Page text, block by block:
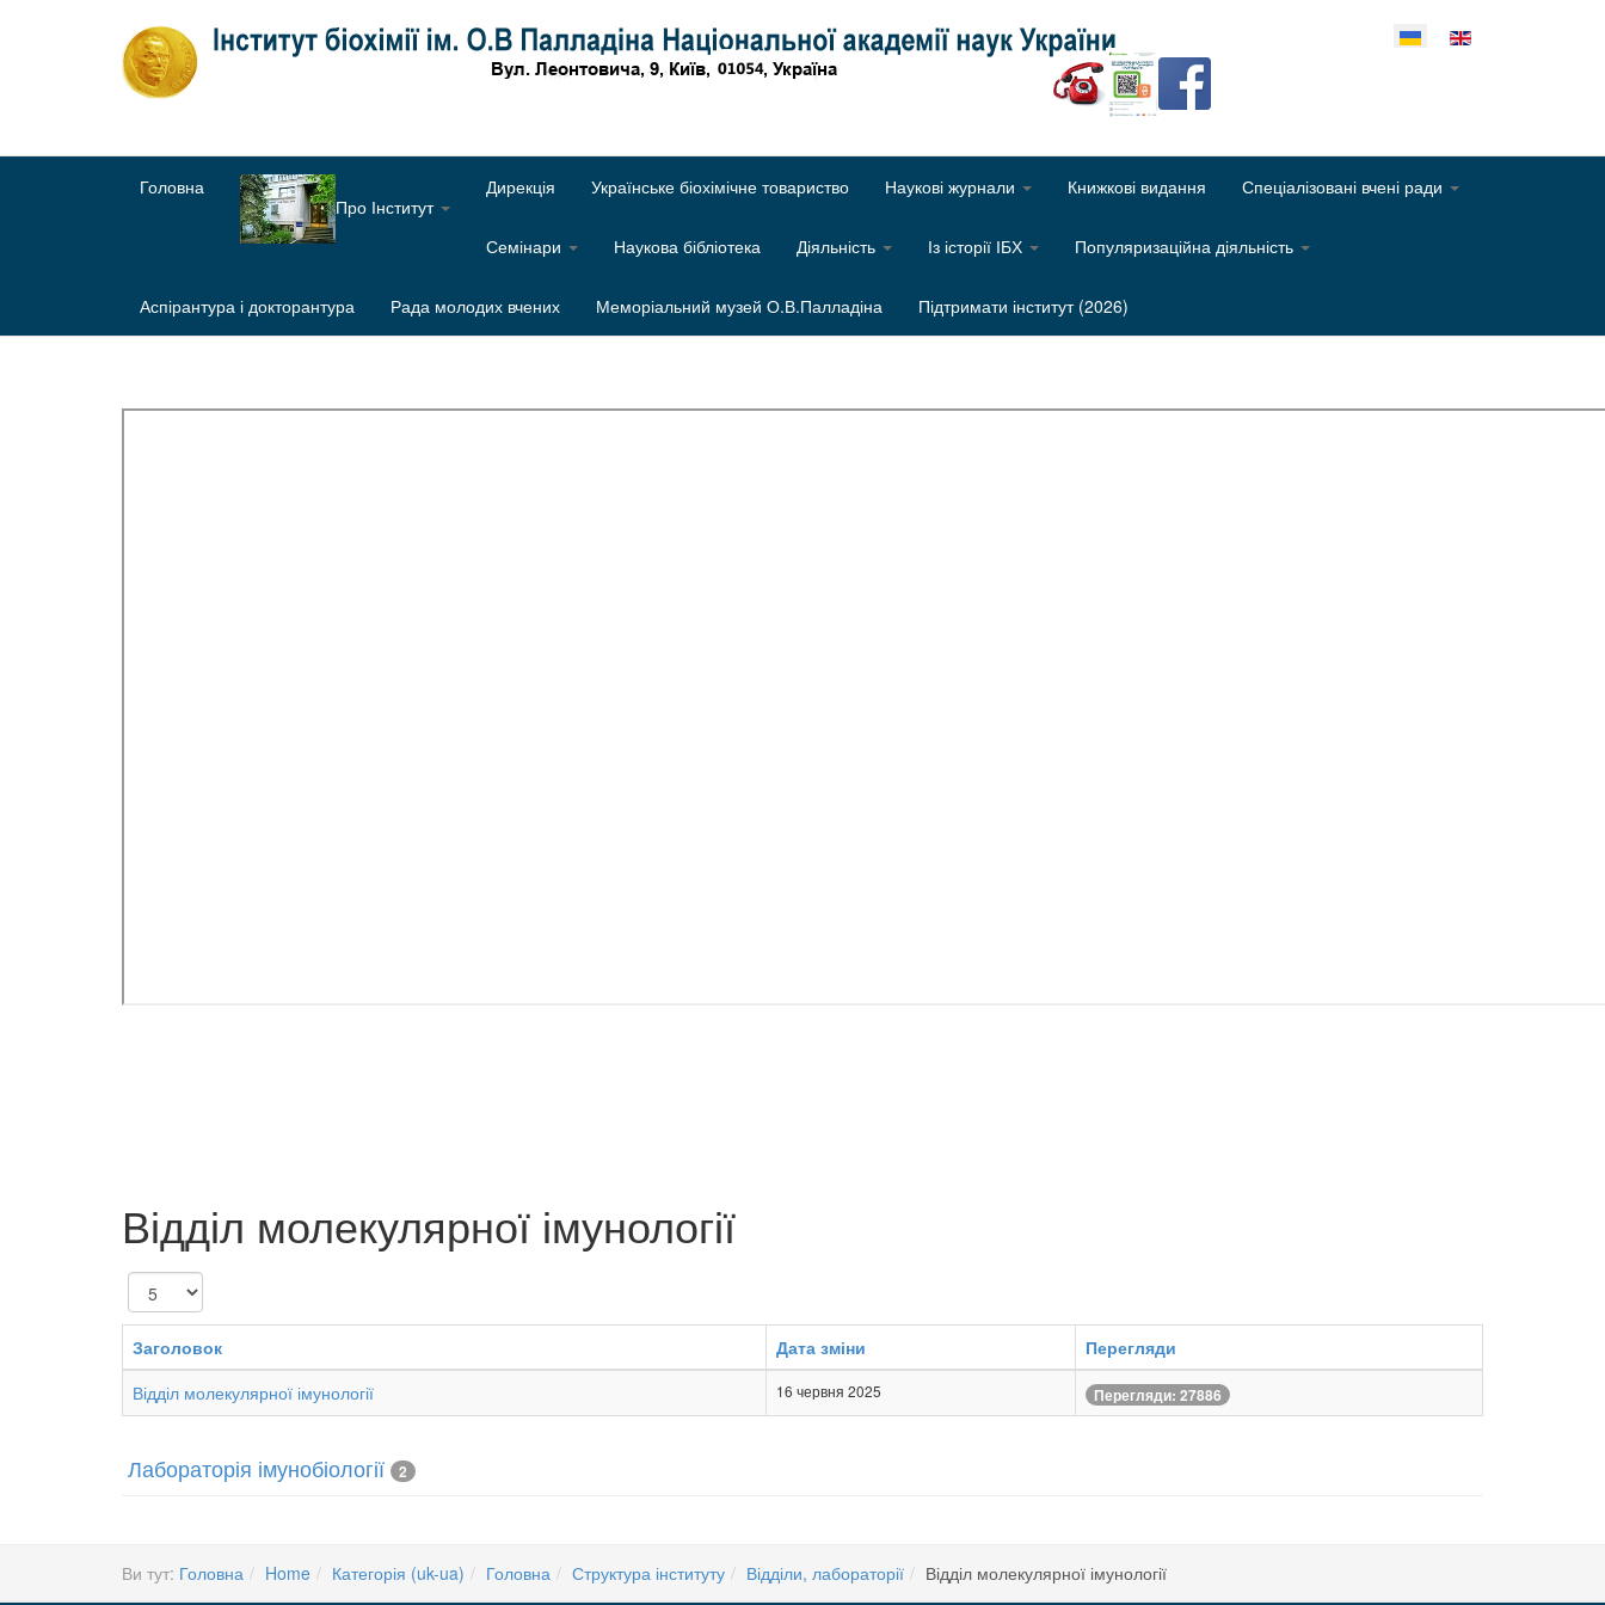
Оберіть свою мову
Головна
Про Інститут
Дирекція Українське біохімічне товариство Наукові журнали Книжкові видання Спеціалізовані вчені ради
Семінари Наукова бібліотека Діяльність Із історії ІБХ Популяризаційна діяльність
Аспірантура і докторантура Рада молодих вчених Меморіальний музей О.В.Палладіна Підтримати інститут (2026)
Відділ молекулярної імунології
Показувати
Заголовок Дата зміни
Перегляди
Відділ молекулярної імунології
16 червня 2025 Перегляди: 27886
Лабораторія імунобіології 2
Ви тут: Головна Home Категорія (uk-ua) Головна Структура інституту Відділи, лабораторії Відділ молекулярної імунології